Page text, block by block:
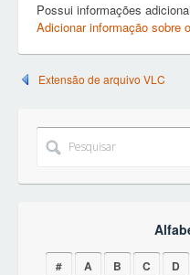
Possui informações
Adicionar informação sobre
Extensão de arquivo VLC
# A B C D